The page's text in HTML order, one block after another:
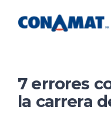
7 errores
la carrera